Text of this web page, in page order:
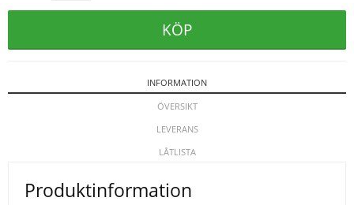
KÖP
INFORMATION
ÖVERSIKT
LEVERANS
LÅTLISTA
Produktinformation